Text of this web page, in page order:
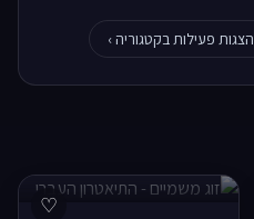
הצגות פעילות בקטגוריה ›
♡